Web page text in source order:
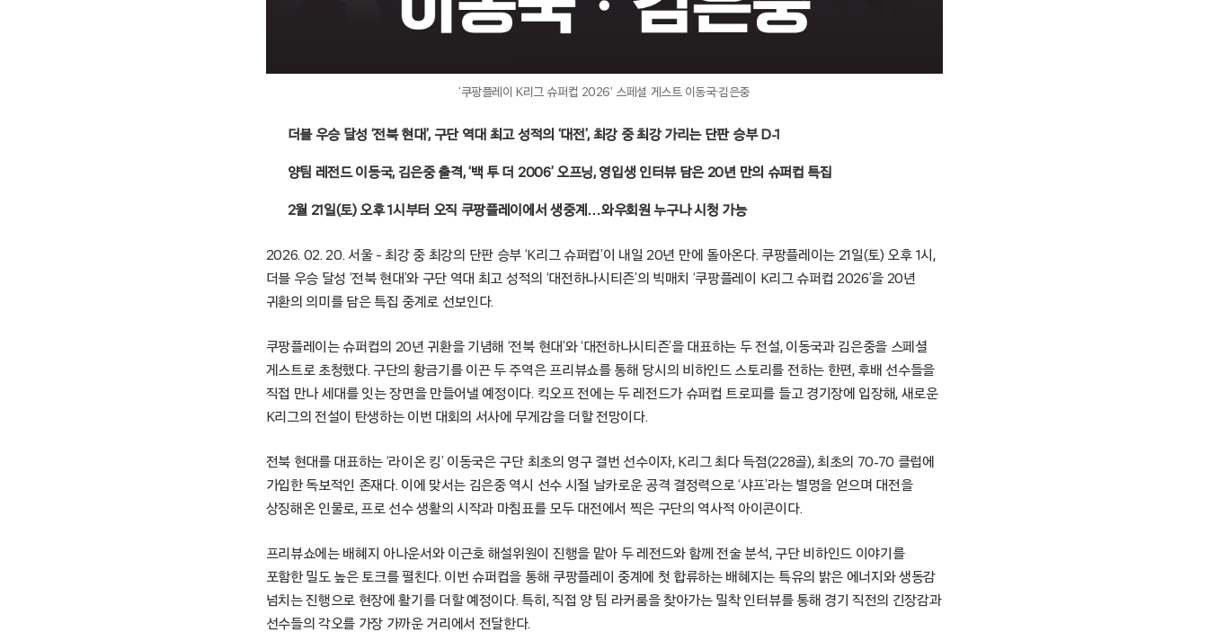
‘쿠팡플레이 K리그 슈퍼컵 2026’ 스페셜 게스트 이동국·김은중
더블 우승 달성 ‘전북 현대’, 구단 역대 최고 성적의 ‘대전’, 최강 중 최강 가리는 단판 승부 D-1
양팀 레전드 이동국, 김은중 출격, ‘백 투 더 2006’ 오프닝, 영입생 인터뷰 담은 20년 만의 슈퍼컵 특집
2월 21일(토) 오후 1시부터 오직 쿠팡플레이에서 생중계…와우회원 누구나 시청 가능
2026. 02. 20. 서울 – 최강 중 최강의 단판 승부 ‘K리그 슈퍼컵’이 내일 20년 만에 돌아온다. 쿠팡플레이는 21일(토) 오후 1시,
더블 우승 달성 ‘전북 현대’와 구단 역대 최고 성적의 ‘대전하나시티즌’의 빅매치 ‘쿠팡플레이 K리그 슈퍼컵 2026’을 20년
귀환의 의미를 담은 특집 중계로 선보인다.
쿠팡플레이는 슈퍼컵의 20년 귀환을 기념해 ‘전북 현대’와 ‘대전하나시티즌’을 대표하는 두 전설, 이동국과 김은중을 스페셜
게스트로 초청했다. 구단의 황금기를 이끈 두 주역은 프리뷰쇼를 통해 당시의 비하인드 스토리를 전하는 한편, 후배 선수들을
직접 만나 세대를 잇는 장면을 만들어낼 예정이다. 킥오프 전에는 두 레전드가 슈퍼컵 트로피를 들고 경기장에 입장해, 새로운
K리그의 전설이 탄생하는 이번 대회의 서사에 무게감을 더할 전망이다.
전북 현대를 대표하는 ‘라이온 킹’ 이동국은 구단 최초의 영구 결번 선수이자, K리그 최다 득점(228골), 최초의 70-70 클럽에
가입한 독보적인 존재다. 이에 맞서는 김은중 역시 선수 시절 날카로운 공격 결정력으로 ‘샤프’라는 별명을 얻으며 대전을
상징해온 인물로, 프로 선수 생활의 시작과 마침표를 모두 대전에서 찍은 구단의 역사적 아이콘이다.
프리뷰쇼에는 배혜지 아나운서와 이근호 해설위원이 진행을 맡아 두 레전드와 함께 전술 분석, 구단 비하인드 이야기를
포함한 밀도 높은 토크를 펼친다. 이번 슈퍼컵을 통해 쿠팡플레이 중계에 첫 합류하는 배혜지는 특유의 밝은 에너지와 생동감
넘치는 진행으로 현장에 활기를 더할 예정이다. 특히, 직접 양 팀 라커룸을 찾아가는 밀착 인터뷰를 통해 경기 직전의 긴장감과
선수들의 각오를 가장 가까운 거리에서 전달한다.